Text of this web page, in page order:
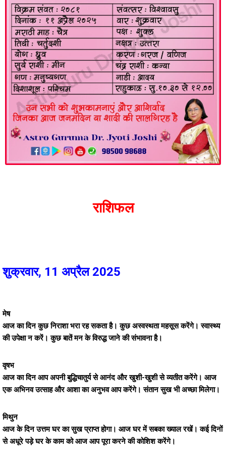
राशिफल
शुक्रवार, 11 अप्रैल 2025
मेष
आज का दिन कुछ निराशा भरा रह सकता है। कुछ अस्वस्थता महसूस करेंगे। स्वास्थ्य
की उपेक्षा न करें। कुछ बातें मन के विरुद्ध जाने की संभावना है।
वृषभ
आज का दिन आप अपनी बुद्धिचातुर्य से आनंद और खुशी-खुशी से व्यतीत करेंगे। आज
एक अभिनव उत्साह और आशा का अनुभव आप करेंगे। संतान सुख भी अच्छा मिलेगा।
मिथुन
आज के दिन उत्तम घर का सुख प्राप्त होगा। आज घर में सबका ख्याल रखें। कई दिनों
से अधूरे पड़े घर के काम को आज आप पूरा करने की कोशिश करेंगे।